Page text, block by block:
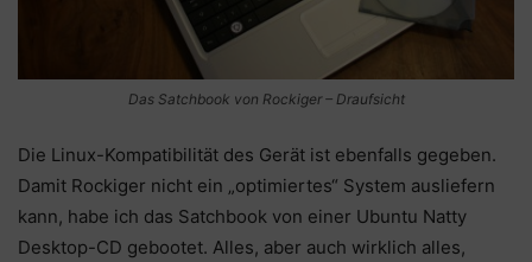
Das Satchbook von Rockiger – Draufsicht
Die Linux-Kompatibilität des Gerät ist ebenfalls gegeben.
Damit Rockiger nicht ein „optimiertes“ System ausliefern
kann, habe ich das Satchbook von einer Ubuntu Natty
Desktop-CD gebootet. Alles, aber auch wirklich alles,